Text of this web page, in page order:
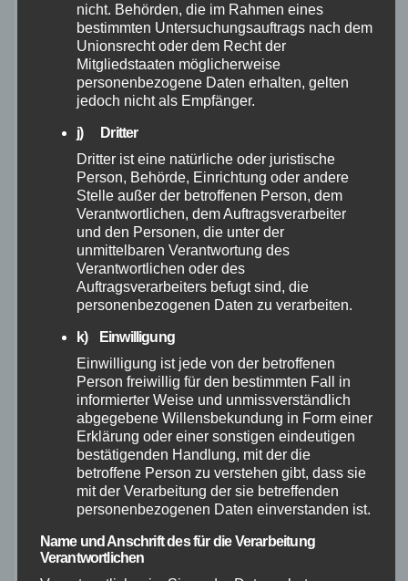
Testergebnisse zeigten, dass die Fahrräder gut
verarbeitet sind, eine angenehme Fahrt bieten
und den Anforderungen des täglichen
Gebrauchs standhalten.
Die Tests haben bestätigt, dass Böttcher
Fahrräder eine hohe Qualität aufweisen.
Sowohl die Rahmenkonstruktion als auch die
Komponenten sind gut verarbeitet und
garantieren eine langfristige Haltbarkeit. Die
Fahrräder wurden auf ihre Stabilität, den
Fahrkomfort und die Handlingeigenschaften
geprüft und erzielten dabei überzeugende
Die Testpersonen hoben besonders hervor,
dass die Böttcher Fahrräder eine angenehme
und komfortable Fahrt ermöglichen. Die
optimale Fahrposition sowie die effiziente
Kraftübertragung sorgen dafür, dass Sie
mühelos und mit Freude durch die Stadt oder
die Natur fahren können. Ob kurze Strecken
oder längere Touren – Böttcher Fahrräder
bieten eine zuverlässige Leistung.
nicht. Behörden, die im Rahmen eines
bestimmten Untersuchungsauftrags nach dem
Unionsrecht oder dem Recht der
Mitgliedstaaten möglicherweise
personenbezogene Daten erhalten, gelten
jedoch nicht als Empfänger.
j) Dritter
Dritter ist eine natürliche oder juristische
Person, Behörde, Einrichtung oder andere
Stelle außer der betroffenen Person, dem
Verantwortlichen, dem Auftragsverarbeiter
und den Personen, die unter der
unmittelbaren Verantwortung des
Verantwortlichen oder des
Auftragsverarbeiters befugt sind, die
personenbezogenen Daten zu verarbeiten.
k) Einwilligung
Einwilligung ist jede von der betroffenen
Person freiwillig für den bestimmten Fall in
informierter Weise und unmissverständlich
abgegebene Willensbekundung in Form einer
Erklärung oder einer sonstigen eindeutigen
bestätigenden Handlung, mit der die
betroffene Person zu verstehen gibt, dass sie
mit der Verarbeitung der sie betreffenden
personenbezogenen Daten einverstanden ist.
Name und Anschrift des für die Verarbeitung
Verantwortlichen